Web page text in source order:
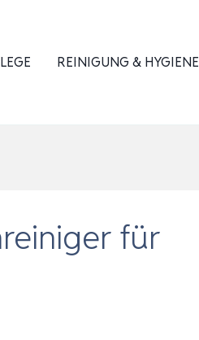
REINIGUNG & HYGIENE
für